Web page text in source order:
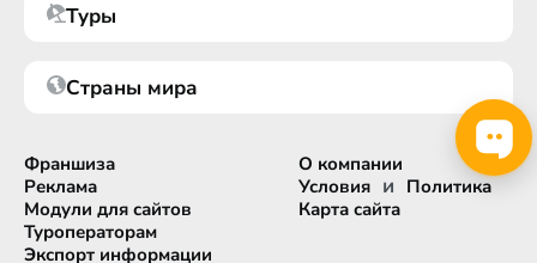
Туры
Страны мира
Франшиза
Реклама
Модули для сайтов
Туроператорам
Экспорт информации
О компании
Условия и Политика
Карта сайта